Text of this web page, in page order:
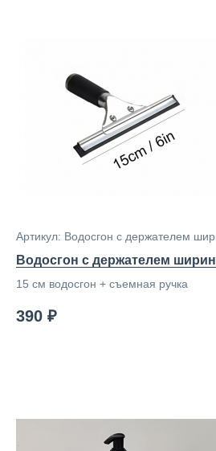
Артикул: Водосгон с держателем
Водосгон с держателем
15 см водосгон + съемная ручка
390 ₽